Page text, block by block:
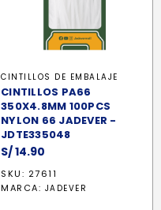
CINTILLOS DE EMBALAJE
CINTILLOS PA66
350X4.8MM 100PCS
NYLON 66 JADEVER -
JDTE335048
S/14.90
SKU: 27611
MARCA: JADEVER